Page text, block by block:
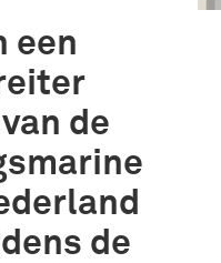
een
de
de